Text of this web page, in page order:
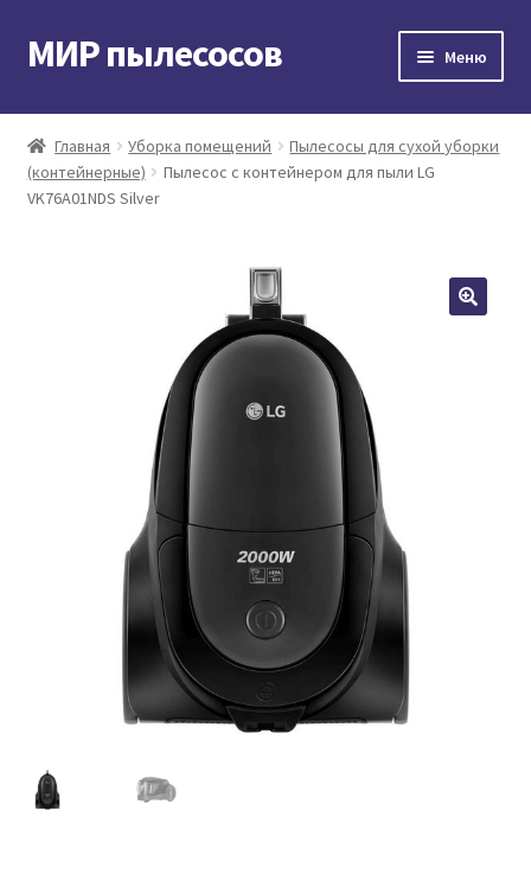
Перейти
к
Перейти
к
МИР пылесосов Меню
Главная
Мой аккаунт
Главная Уборка помещений
Пылесосы для сухой уборки
(контейнерные)
Пылесос с контейнером для пыли LG
VK76A01NDS Silver